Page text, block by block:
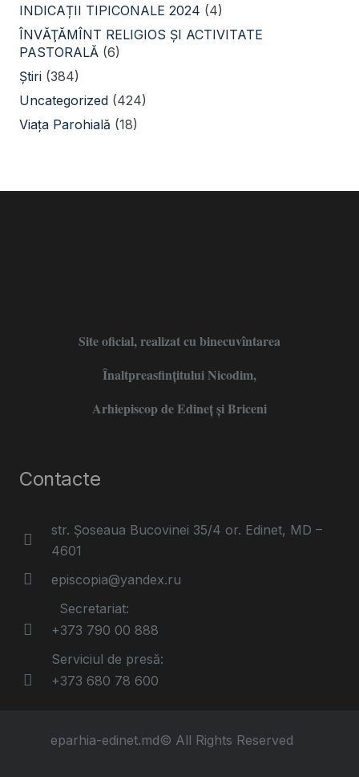
INDICAȚII TIPICONALE 2024 (4)
ÎNVĂŢĂMÎNT RELIGIOS ŞI ACTIVITATE
PASTORALĂ (6)
Știri (384)
Uncategorized (424)
Viața Parohială (18)
Site oficial, realizat cu binecuvîntarea
Înaltpreasfințitului Nicodim,
Arhiepiscop de Edineţ şi Briceni
Contacte
str. Șoseaua Bucovinei 35/4 or. Edinet, MD –
4601
episcopia@yandex.ru
Secretariat:
+373 790 00 888
Serviciul de presă:
+373 680 78 600
eparhia-edinet.md© All Rights Reserved